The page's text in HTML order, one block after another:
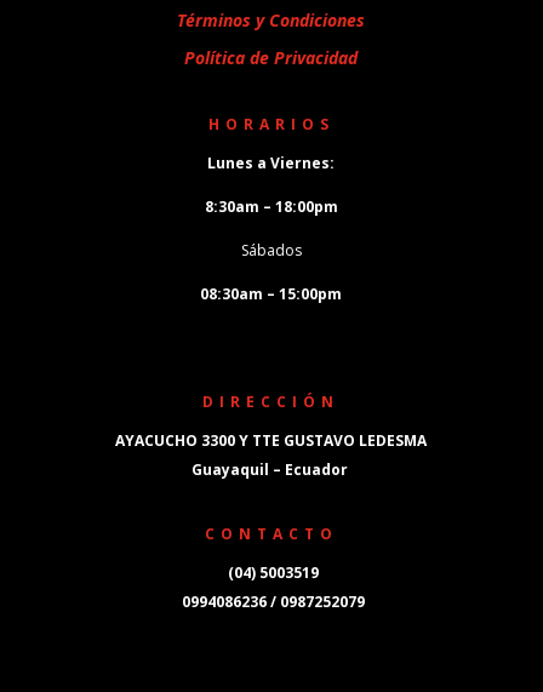
Términos y Condiciones
Política de Privacidad
HORARIOS
Lunes a Viernes:
8:30am – 18:00pm
Sábados
08:30am – 15:00pm
DIRECCIÓN
AYACUCHO 3300 Y TTE GUSTAVO LEDESMA
Guayaquil – Ecuador
CONTACTO
(04) 5003519
0994086236 / 0987252079